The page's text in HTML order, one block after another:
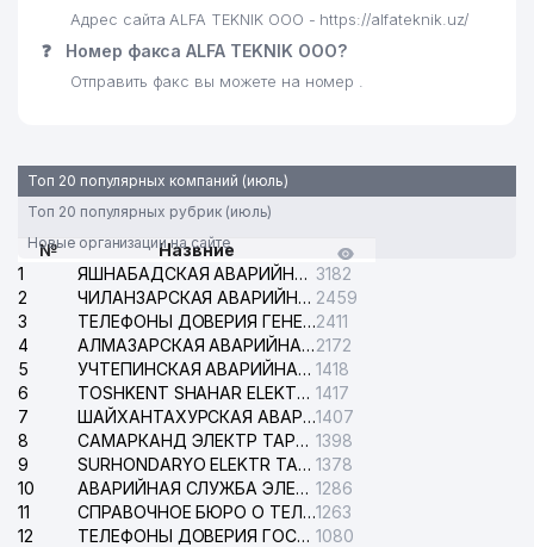
Адрес сайта ALFA TEKNIK ООО - https://alfateknik.uz/
❓ Номер факса ALFA TEKNIK ООО?
Отправить факс вы можете на номер .
Топ 20 популярных компаний (июль)
Топ 20 популярных рубрик (июль)
Новые организации на сайте
№
Назвние
1
ЯШНАБАДСКАЯ АВАРИЙНАЯ СЛУЖБА ЭЛЕКТРОСЕТИ 3182
2
ЧИЛАНЗАРСКАЯ АВАРИЙНАЯ СЛУЖБА ЭЛЕКТРОСЕТИ 2459
3
ТЕЛЕФОНЫ ДОВЕРИЯ ГЕНЕРАЛЬНОЙ ПРОКУРАТУРЫ РЕСПУБЛИКИ УЗБЕКИСТАН2411
4
АЛМАЗАРСКАЯ АВАРИЙНАЯ СЛУЖБА ЭЛЕКТРОСЕТИ2172
5
УЧТЕПИНСКАЯ АВАРИЙНАЯ СЛУЖБА ЭЛЕКТРОСЕТИ 1418
6
TOSHKENT SHAHAR ELEKTR TARMOQLARI KORXONASI АО 1417
7
ШАЙХАНТАХУРСКАЯ АВАРИЙНАЯ СЛУЖБА ЭЛЕКТРОСЕТИ1407
8
САМАРКАНД ЭЛЕКТР ТАРМОКЛАРИ АО 1398
9
SURHONDARYO ELEKTR TARMOKLARI АО 1378
10
АВАРИЙНАЯ СЛУЖБА ЭЛЕКТРОСЕТИ ТАШКЕНТСКОГО РАЙОНА 1286
11
СПРАВОЧНОЕ БЮРО О ТЕЛЕФОНАХ ОРГАНИЗАЦИЙ г. ТАШКЕНТА1263
12
ТЕЛЕФОНЫ ДОВЕРИЯ ГОСУДАРСТВЕННОГО ЦЕНТРА ТЕСТИРОВАНИЯ 1080